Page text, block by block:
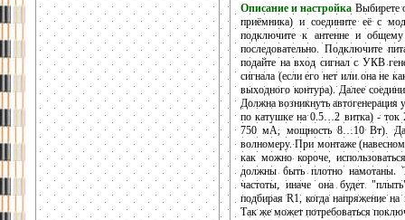
Описание и настройка Выбирете
приёмника) и соедините её с
подключите к антенне и
последовательно. Подключите
подайте на вход сигнал с УКВ
сигнала (если его нет или она не
выходного контура). Далее
Дoлжна возникнуть автогенерация
по катушке на 0.5…2 витка) -
750 мА, мощность 8…10 Вт).
волномеру. При монтаже
как можно короче,
должны быть плотно намотаны.
частоты, иначе она будет
подбирая R1, когда напряжение
Так же может потребоваться